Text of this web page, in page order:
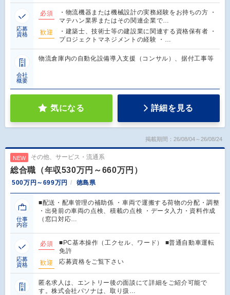
応募
資格
必須
・物流機器または機械設計の実務経験をお持ちの方 ・
マテハン業界またはその関連企業で…
歓迎
・建築士、技術士等の建設業に関連する資格保有者 ・
プロジェクトマネジメントの経験 ・…
会社
概要
物流倉庫内の自動化設備導入支援（コンサル）、据付工事等
気になる 詳細を見る
掲載期間：26/08/04～26/08/24
NEW その他、サービス・流通系
総合職（年収530万円～660万円）
500万円～699万円 徳島県
仕事
内容
■配送・配車管理の補助係 ・車両で運搬する荷物の分配・調整
・出発前の車両の点検、積載の点検 ・データ入力・資料作成
（窓口対応…
応募
資格
必須
■PC基本操作（工クセル、ワード） ■普通自動車運転
免許
歓迎
応募資格をご覧下さい
匿名求人は、エントリー後の面談にて詳細をご紹介可能で
す。株式会社パソナは、取り扱…